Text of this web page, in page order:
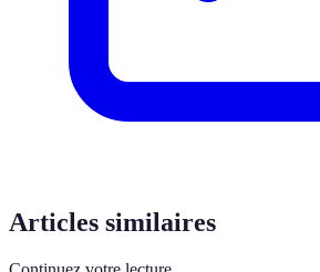
Articles similaires